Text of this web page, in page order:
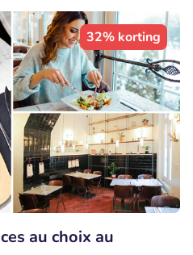
32% korting
au choix au